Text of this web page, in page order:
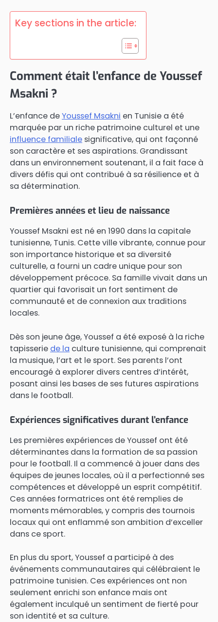
Key sections in the article:
Comment était l’enfance de Youssef
Msakni ?
L’enfance deYoussef Msakni en Tunisie a été
marquée par un riche patrimoine culturel et une
influence familiale significative, qui ont façonné
son caractère et ses aspirations. Grandissant
dans un environnement soutenant, il a fait face à
divers défis qui ont contribué à sa résilience et à
sa détermination.
Premières années et lieu de naissance
Youssef Msakni est né en 1990 dans la capitale
tunisienne, Tunis. Cette ville vibrante, connue pour
son importance historique et sa diversité
culturelle, a fourni un cadre unique pour son
développement précoce. Sa famille vivait dans un
quartier qui favorisait un fort sentiment de
communauté et de connexion aux traditions
locales.
Dès son jeune âge, Youssef a été exposé à la riche
tapisserie de la culture tunisienne, qui comprenait
la musique, l’art et le sport. Ses parents l’ont
encouragé à explorer divers centres d’intérêt,
posant ainsi les bases de ses futures aspirations
dans le football.
Expériences significatives durant l’enfance
Les premières expériences de Youssef ont été
déterminantes dans la formation de sa passion
pour le football. Il a commencé à jouer dans des
équipes de jeunes locales, où il a perfectionné ses
compétences et développé un esprit compétitif.
Ces années formatrices ont été remplies de
moments mémorables, y compris des tournois
locaux qui ont enflammé son ambition d’exceller
dans ce sport.
En plus du sport, Youssef a participé à des
événements communautaires qui célébraient le
patrimoine tunisien. Ces expériences ont non
seulement enrichi son enfance mais ont
également inculqué un sentiment de fierté pour
son identité et sa culture.